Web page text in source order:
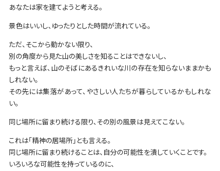
あなたは家を建てようと考える。
景色はいいし、ゆったりとした時間が流れている。
ただ、そこから動かない限り、
別の角度から見た山の美しさを知ることはできないし、
もっと言えば、山のそばにあるきれいな川の存在を知らないままかも
しれない。
その先には集落があって、やさしい人たちが暮らしているかもしれな
い。
同じ場所に留まり続ける限り、その別の風景は見えてこない。
これは「精神の居場所」とも言える。
同じ場所に留まり続けることは、自分の可能性を潰していくことです。
いろいろな可能性を持っているのに、